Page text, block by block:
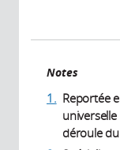
Notes
1. Reportée
déroule